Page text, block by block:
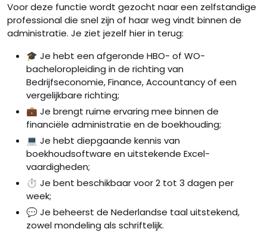
Voor deze functie wordt gezocht naar een zelfstandige
professional die snel zijn of haar weg vindt binnen de
administratie. Je ziet jezelf hier in terug:
🎓 Je hebt een afgeronde HBO- of WO-
bacheloropleiding in de richting van
Bedrijfseconomie, Finance, Accountancy of een
vergelijkbare richting;
💼 Je brengt ruime ervaring mee binnen de
financiële administratie en de boekhouding;
💻 Je hebt diepgaande kennis van
boekhoudsoftware en uitstekende Excel-
vaardigheden;
⏱️ Je bent beschikbaar voor 2 tot 3 dagen per
week;
💬 Je beheerst de Nederlandse taal uitstekend,
zowel mondeling als schriftelijk.